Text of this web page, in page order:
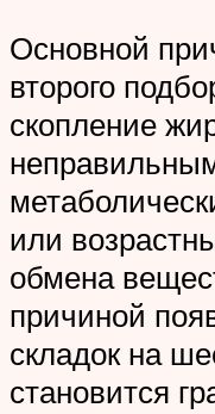
Основной
второго
скопление
или
обмена
причиной
складок на
становится